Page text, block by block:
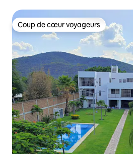
Coup de cœur voyageurs
Coup de cœur voyageurs